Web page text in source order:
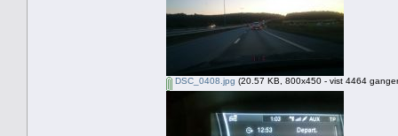
DSC_0408.jpg (20.57 KB, 800x450 - vist 4464